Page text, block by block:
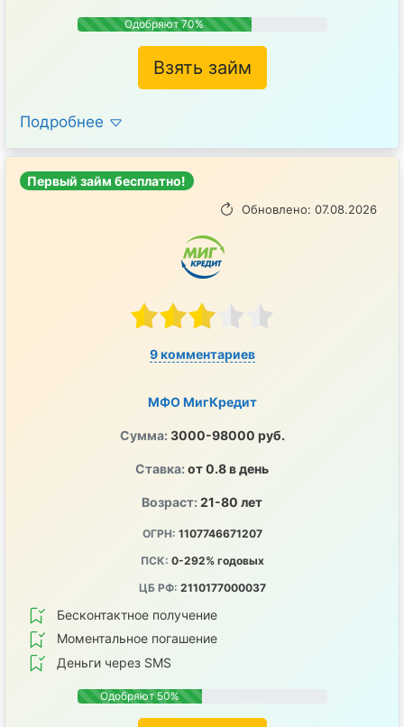
Одобряют 70%
Взять займ
Подробнее
Первый займ бесплатно!
Обновлено: 07.08.2026
9 комментариев
МФО МигКредит
Сумма: 3000-98000 руб.
Ставка: от 0.8 в день
Возраст: 21-80 лет
ОГРН: 1107746671207
ПСК: 0-292% годовых
ЦБ РФ: 2110177000037
Бесконтактное получение
Mоментальное погашение
Деньги через SMS
Одобряют 50%